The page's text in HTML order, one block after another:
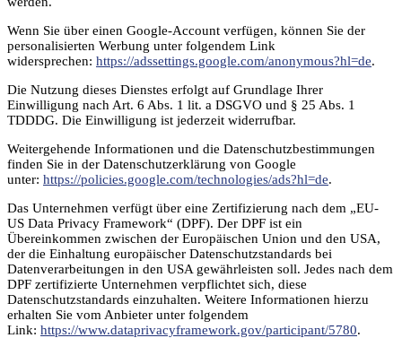
Wenn Sie über einen Google-Account verfügen, können Sie der
personalisierten Werbung unter folgendem Link
widersprechen: https://adssettings.google.com/anonymous?hl=de.
Die Nutzung dieses Dienstes erfolgt auf Grundlage Ihrer
Einwilligung nach Art. 6 Abs. 1 lit. a DSGVO und § 25 Abs. 1
TDDDG. Die Einwilligung ist jederzeit widerrufbar.
Weitergehende Informationen und die Datenschutzbestimmungen
finden Sie in der Datenschutzerklärung von Google
unter: https://policies.google.com/technologies/ads?hl=de.
Das Unternehmen verfügt über eine Zertifizierung nach dem „EU-
US Data Privacy Framework“ (DPF). Der DPF ist ein
Übereinkommen zwischen der Europäischen Union und den USA,
der die Einhaltung europäischer Datenschutzstandards bei
Datenverarbeitungen in den USA gewährleisten soll. Jedes nach dem
DPF zertifizierte Unternehmen verpflichtet sich, diese
Datenschutzstandards einzuhalten. Weitere Informationen hierzu
erhalten Sie vom Anbieter unter folgendem
Link: https://www.dataprivacyframework.gov/participant/5780.